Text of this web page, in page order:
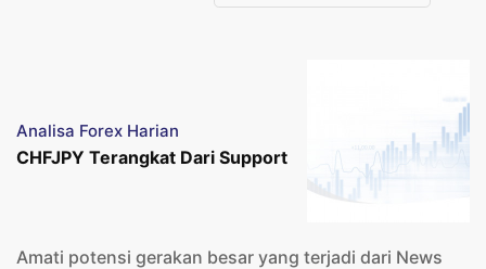
Analisa Forex Harian
CHFJPY Terangkat Dari Support
Amati potensi gerakan besar yang terjadi dari News